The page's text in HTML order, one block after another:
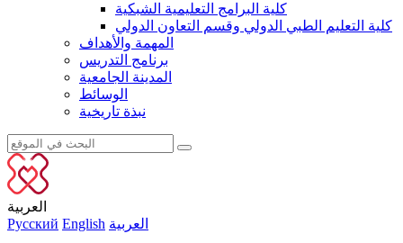
كلية البرامج التعليمية الشبكية
كلية التعليم الطبي الدولي وقسم التعاون الدولي
المهمة والأهداف
برنامج التدريس
المدينة الجامعية
الوسائط
نبذة تاريخية
العربية
Русский English العربية